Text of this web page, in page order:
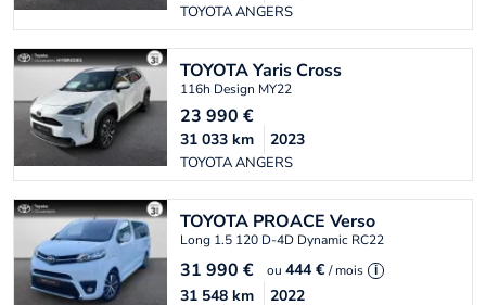
TOYOTA ANGERS
TOYOTAYaris Cross
116h Design MY22
23 990 €
TOYOTA ANGERS
31 033 km 2023
TOYOTA PROACE Verso
Long 1.5 120 D-4D Dynamic RC22
31 990 € ou 444 € / mois i
31 548 km 2022